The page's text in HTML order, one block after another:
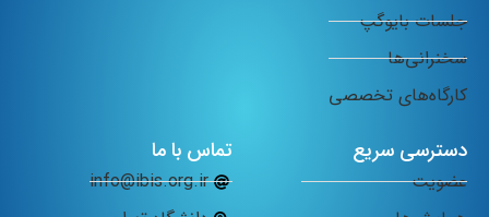
جلسات بایوگپ
سخنرانی‌ها
کارگاه‌های تخصصی
دسترسی سریع
عضویت
تماس با ما
info@ibis.org.ir